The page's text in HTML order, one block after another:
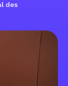
des